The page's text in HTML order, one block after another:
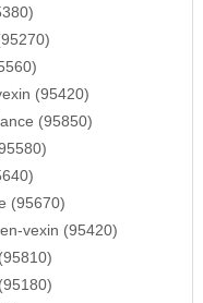
(95420)
(95850)
(95670)
vexin (95420)